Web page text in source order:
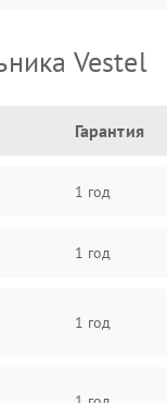
Vestel
Гарантия
1 год
1 год
1 год